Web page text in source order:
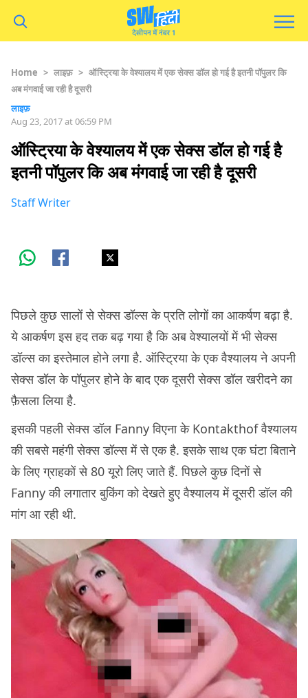
Home > लाइफ़ > ऑस्ट्रिया के वेश्यालय में एक सेक्स डॉल हो गई है इतनी पॉपुलर कि
अब मंगवाई जा रही है दूसरी
लाइफ़
Aug 23, 2017 at 06:59 PM
ऑस्ट्रिया के वेश्यालय में एक सेक्स डॉल हो गई है
इतनी पॉपुलर कि अब मंगवाई जा रही है दूसरी
Staff Writer
पिछले कुछ सालों से सेक्स डॉल्स के प्रति लोगों का आकर्षण बढ़ा है.
ये आकर्षण इस हद तक बढ़ गया है कि अब वेश्यालयों में भी सेक्स
डॉल्स का इस्तेमाल होने लगा है. ऑस्ट्रिया के एक वैश्यालय ने अपनी
सेक्स डॉल के पॉपुलर होने के बाद एक दूसरी सेक्स डॉल खरीदने का
फ़ैसला लिया है.
इसकी पहली सेक्स डॉल Fanny विएना के Kontakthof वैश्यालय
की सबसे महंगी सेक्स डॉल्स में से एक है. इसके साथ एक घंटा बिताने
के लिए ग्राहकों से 80 यूरो लिए जाते हैं. पिछले कुछ दिनों से
Fanny की लगातार बुकिंग को देखते हुए वैश्यालय में दूसरी डॉल की
मांग आ रही थी.